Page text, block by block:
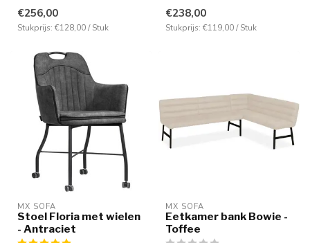
€256,00
Stukprijs: €128,00 / Stuk
st...
€238,00
Stukprijs: €119,00 / Stuk
MX SOFA
Stoel Floria met wielen
- Antraciet
MX SOFA
Eetkamer bank Bowie -
Toffee